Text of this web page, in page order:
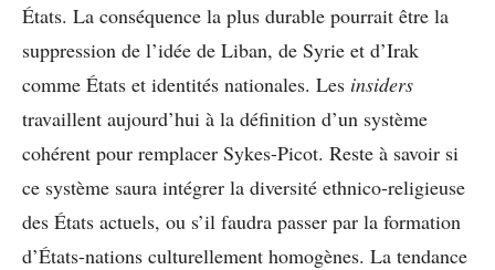
États. La conséquence la plus durable pourrait être la
suppression de l’idée de Liban, de Syrie et d’Irak
comme États et identités nationales. Les insiders
travaillent aujourd’hui à la définition d’un système
cohérent pour remplacer Sykes-Picot. Reste à savoir si
ce système saura intégrer la diversité ethnico-religieuse
des États actuels, ou s’il faudra passer par la formation
d’États-nations culturellement homogènes. La tendance